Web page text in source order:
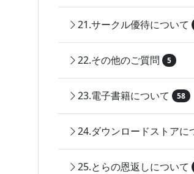
21.サークル優待について
22.その他のご質問 5
23.電子書籍について 58
24.ダウンロードストアに
25.とらの恩返しについて